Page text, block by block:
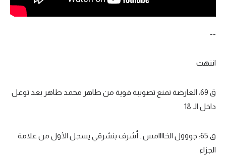
--
انتهت
ق 69: العارضة تمنع تصويبة قوية من طاهر محمد طاهر بعد توغل
داخل الـ 18
ق 65: جووول الخاااامس.. أشرف بنشرقي يسجل الأول من علامة
الجزاء